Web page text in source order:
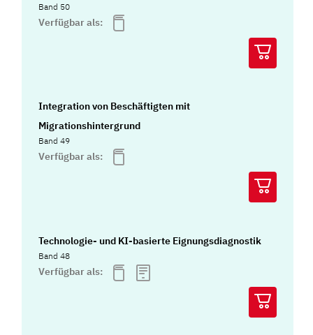
Band 50
Verfügbar als:
Integration von Beschäftigten mit
Migrationshintergrund
Band 49
Verfügbar als:
Technologie- und KI-basierte Eignungsdiagnostik
Band 48
Verfügbar als: